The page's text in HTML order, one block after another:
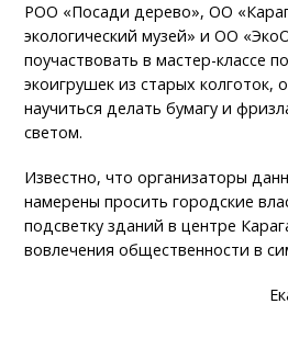
РОО «Посади дерево», ОО
экологический музей» и ОО
поучаствовать в мастер-классе
экоигрушек из старых колготок,
научиться делать бумагу и
светом.
Известно, что организаторы
намерены просить городские
подсветку зданий в центре
вовлечения общественности в